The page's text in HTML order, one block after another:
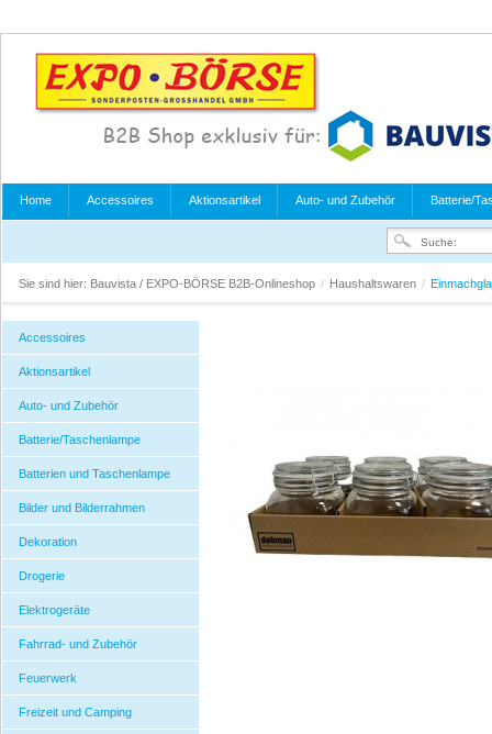
Home Accessoires Aktionsartikel Auto- und Zubehör Batterie/
Sie sind hier: Bauvista / EXPO-BÖRSE B2B-Onlineshop / Haushaltswaren /
Accessoires
Aktionsartikel
Auto- und Zubehör
Batterie/Taschenlampe
Batterien und Taschenlampe
Bilder und Bilderrahmen
Dekoration
Drogerie
Elektrogeräte
Fahrrad- und Zubehör
Feuerwerk
Freizeit und Camping